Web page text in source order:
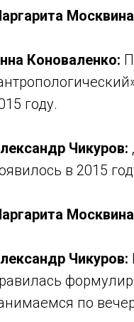
Коноваленко:
году.
Чикуров:
в 2015
Чикуров:
по